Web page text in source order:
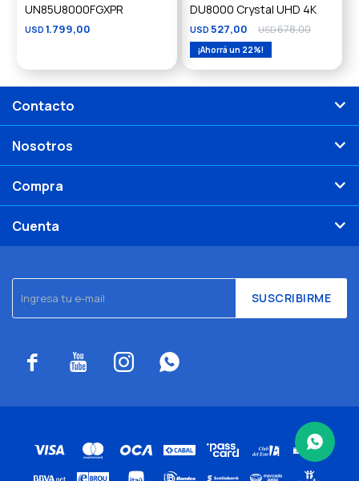
UN85U8000FGXPR
USD 1.799,00
DU8000 Crystal UHD 4K
USD 527,00 USD678,00
22
SUSCRIBIRME
   
Contacto
Nosotros
Compra
Cuenta